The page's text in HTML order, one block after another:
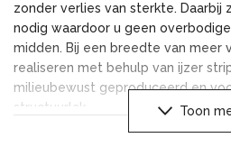
zonder verlies van sterkte. Daarbij
nodig waardoor u geen
midden. Bij een breedte van meer
realiseren met behulp van ijzer
milieubewust geproduceerd en
structuurlak.
Toon